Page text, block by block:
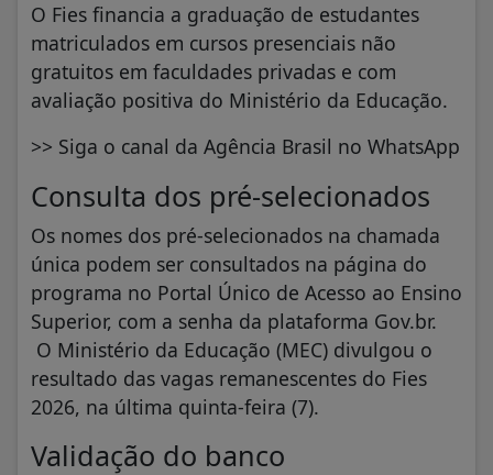
O Fies financia a graduação de estudantes
matriculados em cursos presenciais não
gratuitos em faculdades privadas e com
avaliação positiva do Ministério da Educação.
>> Siga o canal da Agência Brasil no WhatsApp
Consulta dos pré-selecionados
Os nomes dos pré-selecionados na chamada
única podem ser consultados na página do
programa no Portal Único de Acesso ao Ensino
Superior, com a senha da plataforma Gov.br.
O Ministério da Educação (MEC) divulgou o
resultado das vagas remanescentes do Fies
2026, na última quinta-feira (7).
Validação do banco